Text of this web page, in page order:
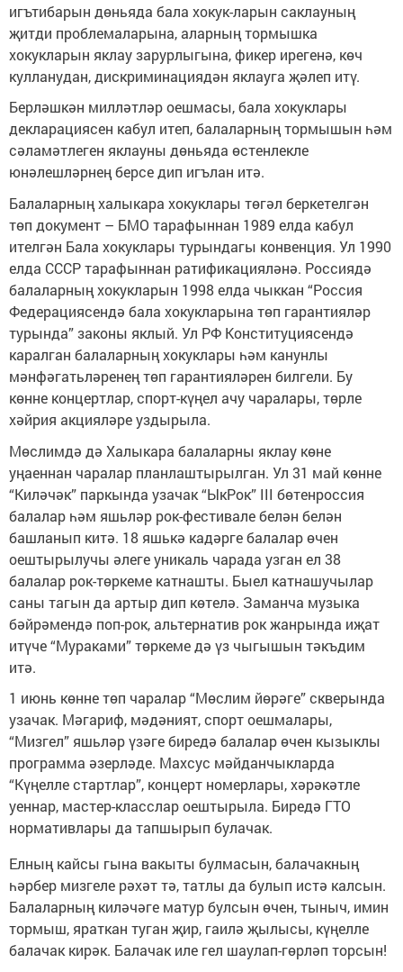
игътибарын дөньяда бала хокук-ларын саклауның
җитди проблемаларына, аларның тормышка
хокукларын яклау зарурлыгына, фикер ирегенә, көч
кулланудан, дискриминациядән яклауга җәлеп итү.
Берләшкән милләтләр оешмасы, бала хокуклары
декларациясен кабул итеп, балаларның тормышын һәм
сәламәтлеген яклауны дөньяда өстенлекле
юнәлешләрнең берсе дип игълан итә.
Балаларның халыкара хокуклары төгәл беркетелгән
төп документ – БМО тарафыннан 1989 елда кабул
ителгән Бала хокуклары турындагы конвенция. Ул 1990
елда СССР тарафыннан ратификацияләнә. Россиядә
балаларның хокукларын 1998 елда чыккан “Россия
Федерациясендә бала хокукларына төп гарантияләр
турында” законы яклый. Ул РФ Конституциясендә
каралган балаларның хокуклары һәм канунлы
мәнфәгатьләренең төп гарантияләрен билгели. Бу
көнне концертлар, спорт-күңел ачу чаралары, төрле
хәйрия акцияләре уздырыла.
Мөслимдә дә Халыкара балаларны яклау көне
уңаеннан чаралар планлаштырылган. Ул 31 май көнне
“Киләчәк” паркында узачак “ЫкРок” III бөтенроссия
балалар һәм яшьләр рок-фестивале белән белән
башланып китә. 18 яшькә кадәрге балалар өчен
оештырылучы әлеге уникаль чарада узган ел 38
балалар рок-төркеме катнашты. Быел катнашучылар
саны тагын да артыр дип көтелә. Заманча музыка
бәйрәмендә поп-рок, альтернатив рок жанрында иҗат
итүче “Мураками” төркеме дә үз чыгышын тәкъдим
итә.
1 июнь көнне төп чаралар “Мөслим йөрәге” скверында
узачак. Мәгариф, мәдәният, спорт оешмалары,
“Мизгел” яшьләр үзәге биредә балалар өчен кызыклы
программа әзерләде. Махсус мәйданчыкларда
“Күңелле стартлар”, концерт номерлары, хәрәкәтле
уеннар, мастер-класслар оештырыла. Биредә ГТО
нормативлары да тапшырып булачак.
Елның кайсы гына вакыты булмасын, балачакның
һәрбер мизгеле рәхәт тә, татлы да булып истә калсын.
Балаларның киләчәге матур булсын өчен, тыныч, имин
тормыш, яраткан туган җир, гаилә җылысы, күңелле
балачак кирәк. Балачак иле гел шаулап-гөрләп торсын!